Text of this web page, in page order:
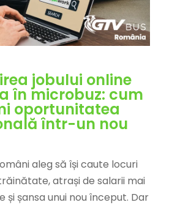
jobului online
în microbuz: cum
oportunitatea
într-un nou
aleg să își caute locuri
atrași de salarii mai
și șansa unui nou început. Dar